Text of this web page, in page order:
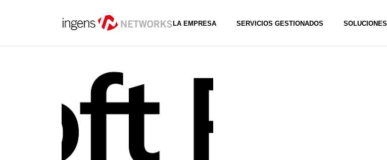
LA EMPRESA SERVICIOS GESTIONADOS SOLUCIONES